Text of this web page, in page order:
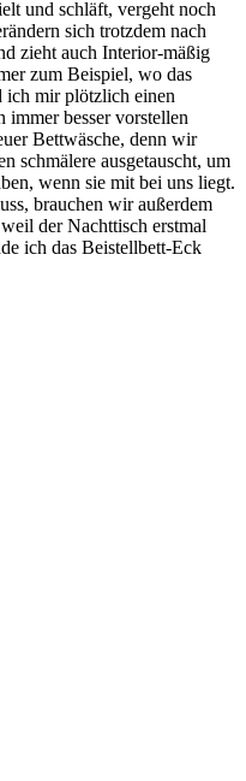
und schläft, vergeht noch
sich trotzdem nach
zieht auch Interior-mäßig
zum Beispiel, wo das
ich mir plötzlich einen
immer besser vorstellen
Bettwäsche, denn wir
schmälere ausgetauscht, um
wenn sie mit bei uns liegt.
brauchen wir außerdem
der Nachttisch erstmal
ich das Beistellbett-Eck